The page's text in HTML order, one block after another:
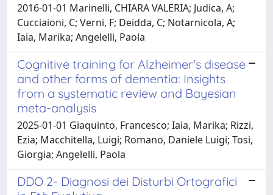
2016-01-01 Marinelli, CHIARA VALERIA; Judica, A;
Cucciaioni, C; Verni, F; Deidda, C; Notarnicola, A;
Iaia, Marika; Angelelli, Paola
Cognitive training for Alzheimer's disease
and other forms of dementia: Insights
from a systematic review and Bayesian
meta-analysis
2025-01-01 Giaquinto, Francesco; Iaia, Marika; Rizzi,
Ezia; Macchitella, Luigi; Romano, Daniele Luigi; Tosi,
Giorgia; Angelelli, Paola
DDO 2- Diagnosi dei Disturbi Ortografici